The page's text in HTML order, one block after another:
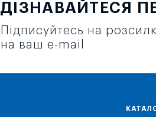
ДІЗНАВАЙТЕСЯ
Підписуйтесь на
на ваш e-mail